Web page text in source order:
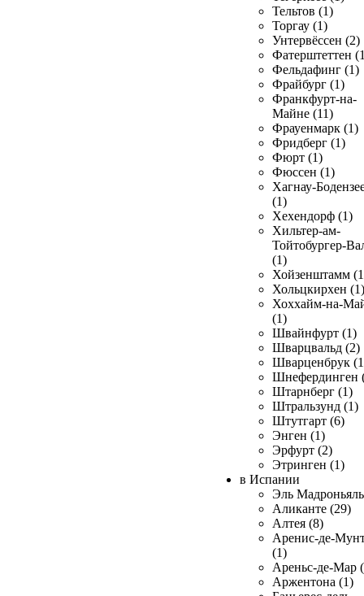
Тельтов (1)
Торгау (1)
Унтервёссен (2)
Фатерштеттен
Фельдафинг (1)
Фрайбург (1)
Франкфурт-на-
Майне (11)
Фрауенмарк (1)
Фридберг (1)
Фюрт (1)
Фюссен (1)
Хагнау-
(1)
Хехендорф (1)
Хильтер-ам-
Тойтобургер-
(1)
Хойзенштамм
Хольцкирхен (1)
Хоххайм-на-
(1)
Швайнфурт (1)
Шварцвальд (2)
Шварценбрук
Шнефердинген
Штарнберг (1)
Штральзунд (1)
Штутгарт (6)
Энген (1)
Эрфурт (2)
Этринген (1)
в Испании
Эль
Аликанте (29)
Алтея (8)
Аренис-де-
(1)
Ареньс-де-Мар
Аржентона (1)